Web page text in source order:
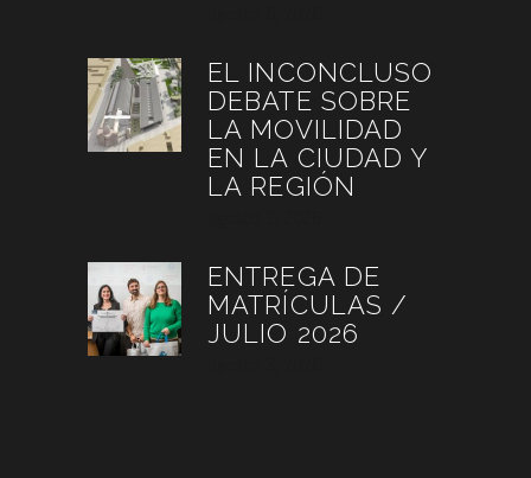
EL INCONCLUSO
DEBATE SOBRE
LA MOVILIDAD
EN LA CIUDAD Y
LA REGIÓN
ENTREGA DE
MATRÍCULAS /
JULIO 2026